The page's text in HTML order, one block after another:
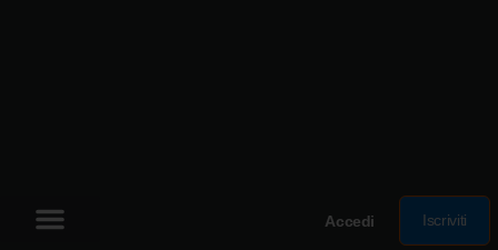
Accedi Iscriviti